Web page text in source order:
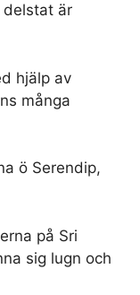
delstat är
hjälp av
många
ö Serendip,
på Sri
sig lugn och